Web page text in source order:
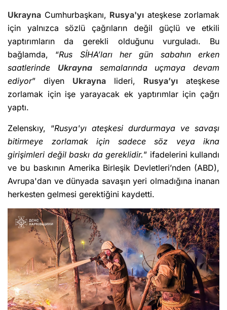
Ukrayna Cumhurbaşkanı, Rusya'yı ateşkese zorlamak
için yalnızca sözlü çağrıların değil güçlü ve etkili
yaptırımların da gerekli olduğunu vurguladı. Bu
bağlamda, “Rus SİHA’ları her gün sabahın erken
saatlerinde Ukraynasemalarında uçmaya devam
ediyor” diyen Ukrayna lideri, Rusya’yı ateşkese
zorlamak için işe yarayacak ek yaptırımlar için çağrı
yaptı.
Zelenskıy, “Rusya'yı ateşkesi durdurmaya ve savaşı
bitirmeye zorlamak için sadece söz veya ikna
girişimleri değil baskı da gereklidir.” ifadelerini kullandı
ve bu baskının Amerika Birleşik Devletleri’nden (ABD),
Avrupa'dan ve dünyada savaşın yeri olmadığına inanan
herkesten gelmesi gerektiğini kaydetti.